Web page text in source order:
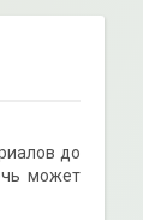
до
может